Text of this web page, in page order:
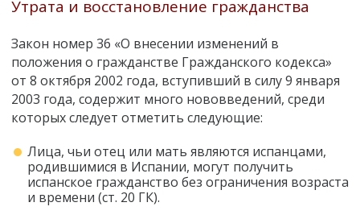
Утрата и восстановление гражданства
Закон номер 36 «О внесении изменений в
положения о гражданстве Гражданского кодекса»
от 8 октября 2002 года, вступивший в силу 9 января
2003 года, содержит много нововведений, среди
которых следует отметить следующие:
Лица, чьи отец или мать являются испанцами,
родившимися в Испании, могут получить
испанское гражданство без ограничения возраста
и времени (ст. 20 ГК).